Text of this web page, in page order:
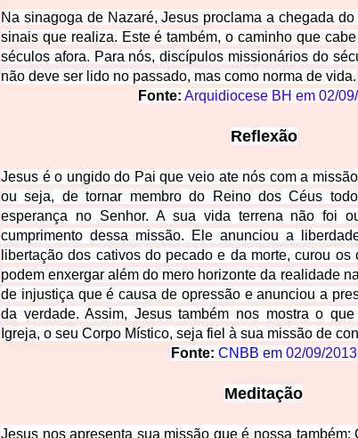
Na sinagoga de Nazaré, Jesus proclama a chegada
sinais que realiza. Este é também, o caminho que
séculos afora. Para nós, discípulos missionários do
não deve ser lido no passado, mas como norma de vida.
Fonte: Arquidiocese BH em 02/
Reflexão
Jesus é o ungido do Pai que veio ate nós com a
ou seja, de tornar membro do Reino dos Céus
esperança no Senhor. A sua vida terrena não foi
cumprimento dessa missão. Ele anunciou a
libertação dos cativos do pecado e da morte, curou
podem enxergar além do mero horizonte da realidade
de injustiça que é causa de opressão e anunciou a
da verdade. Assim, Jesus também nos mostra o
Igreja, o seu Corpo Místico, seja fiel à sua missão de
Fonte: CNBB em 02/09/2013
Meditação
Jesus nos apresenta sua missão que é nossa também: